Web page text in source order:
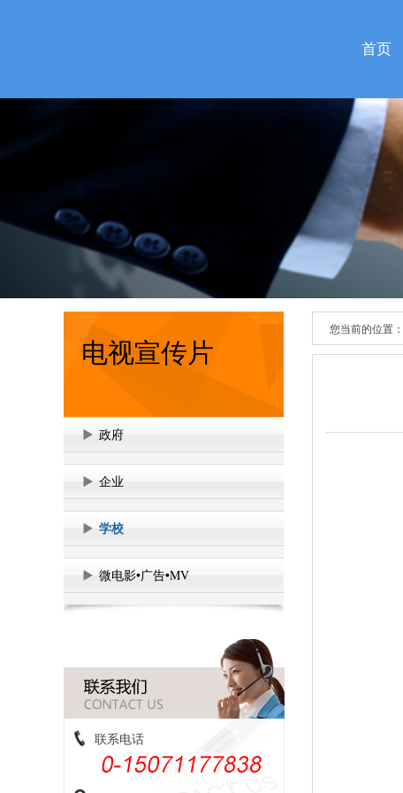
首页
电视宣传片
政府
企业
学校
微电影•广告•MV
联系电话
您当前的位置：